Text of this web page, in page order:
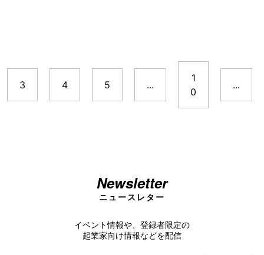
3 4 5 ...
1
0
...
Newsletter
ニュースレター
イベント情報や、登録者限定の
起業家向け情報などを配信